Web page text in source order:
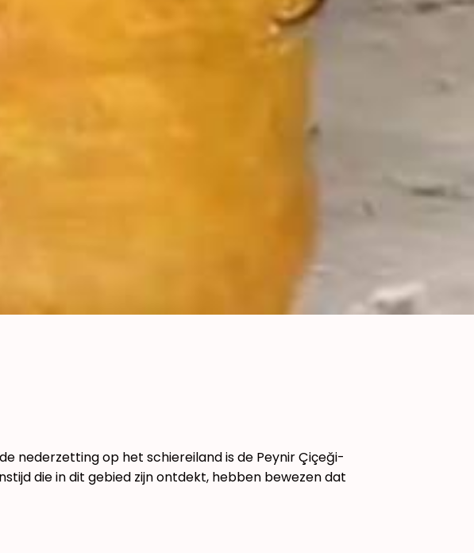
nederzetting op het schiereiland is de Peynir Çiçeği-
die in dit gebied zijn ontdekt, hebben bewezen dat